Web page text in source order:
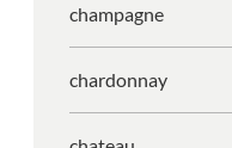
champagne
chardonnay